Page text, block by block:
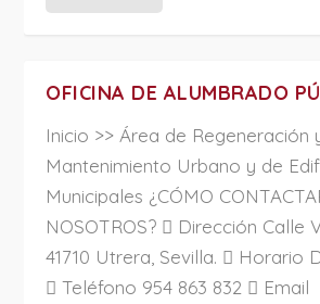
OFICINA DE ALUMBRADO
Inicio >> Área de Regeneración
Mantenimiento Urbano y de
Municipales ¿CÓMO
NOSOTROS?  Dirección Calle
41710 Utrera, Sevilla.  Horario
 Teléfono 954 863 832  Email